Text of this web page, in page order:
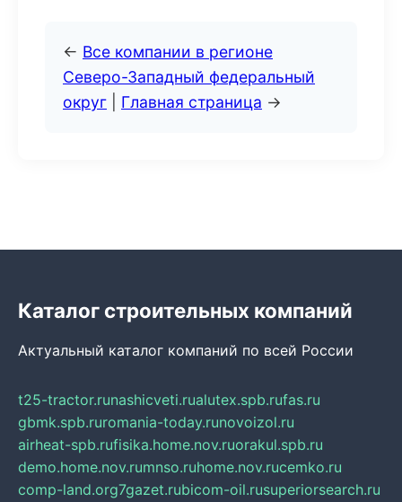
← Все компании в регионе
Северо-Западный федеральный
округ
Главная страница →
Каталог строительных компаний
Актуальный каталог компаний по всей России
t25-tractor.runashicveti.rualutex.spb.rufas.ru
gbmk.spb.ruromania-today.runovoizol.ru
airheat-spb.rufisika.home.nov.ruorakul.spb.ru
demo.home.nov.rumnso.ruhome.nov.rucemko.ru
comp-land.org7gazet.rubicom-oil.rusuperiorsearch.ru